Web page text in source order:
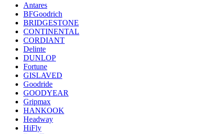
Antares
BFGoodrich
BRIDGESTONE
CONTINENTAL
CORDIANT
Delinte
DUNLOP
Fortune
GISLAVED
Goodride
GOODYEAR
Gripmax
HANKOOK
Headway
HiFly